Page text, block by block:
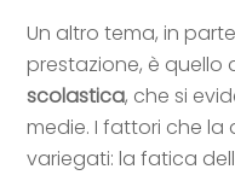
Un altro tema, in
prestazione, è quello
scolastica, che si
medie. I fattori che
variegati: la fatica